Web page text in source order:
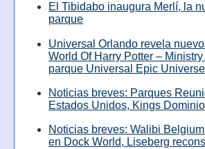
El Tibidabo inaugura Merlí, la
parque
Universal Orlando revela
World Of Harry Potter –
parque Universal Epic
Noticias breves: Parques
Estados Unidos, Kings
Noticias breves: Walibi
en Dock World, Liseberg